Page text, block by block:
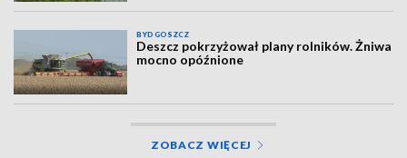
BYDGOSZCZ
Deszcz pokrzyżował plany rolników. Żniwa
mocno opóźnione
ZOBACZ WIĘCEJ